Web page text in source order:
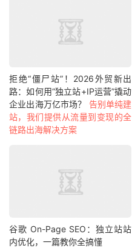
拒绝“僵尸站”！2026外贸新出
路：如何用“独立站+IP运营”撬动
企业出海万亿市场？ 告别单纯建
站，我们提供从流量到变现的全
链路出海解决方案
谷歌 On-Page SEO：独立站站
内优化，一篇教你全搞懂